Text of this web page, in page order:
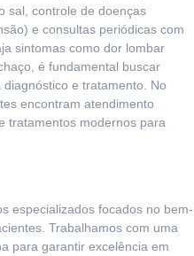
sal, controle de doenças
e consultas periódicas com
sintomas como dor lombar
é fundamental buscar
e tratamento. No
encontram atendimento
tratamentos modernos para
especializados focados no bem-
Trabalhamos com uma
para garantir excelência em